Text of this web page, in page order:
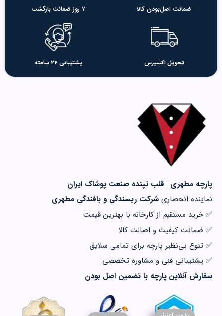
ضمانت اصل‌بودن کالا ۷ روز ضمانت بازگشت
تحویل اکسپرس پشتیبانی ۲۴ ساعته
پارچه مطهری | قلب تپنده صنعت پوشاک ایران
نماینده انحصاری شرکت ریسندگی و بافندگی مطهری
✅ خرید مستقیم از کارخانه با بهترین قیمت
✅ ضمانت کیفیت و اصالت کالا
✅ تنوع بی‌نظیر پارچه برای تمامی سلایق
✅ پشتیبانی فنی و مشاوره تخصصی
سفارش آنلاین پارچه با تضمین اصل بودن